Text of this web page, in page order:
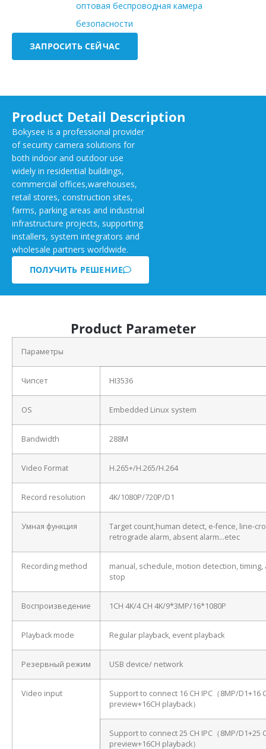
оптовая беспроводная камера
безопасности
ЗАПРОСИТЬ СЕЙЧАС
Product Detail Description
Bokysee is a professional provider
of security camera solutions for
both indoor and outdoor use
widely in residential buildings,
commercial offices,warehouses,
retail stores, construction sites,
farms, parking areas and industrial
infrastructure projects, supporting
installers, system integrators and
wholesale partners worldwide.
ПОЛУЧИТЬ РЕШЕНИЕ
Product Parameter
Параметры
Чипсет HI3536
OS Embedded Linux system
Bandwidth 288M
Video Format H.265+/H.265/H.264
Record resolution 4K/1080P/720P/D1
Умная функция
Target count,human detect, e-fence, line-
retrograde alarm, absent alarm…etec
Recording method
manual, schedule, motion detection, timing,
stop
Воспроизведение 1CH 4K/4 CH 4K/9*3MP/16*1080P
Playback mode Regular playback, event playback
Резервный режим USB device/ network
Video input
Support to connect 16 CH IPC（8MP/D1+16
preview+16CH playback）
Support to connect 25 CH IPC（8MP/D1+25
preview+16CH playback）